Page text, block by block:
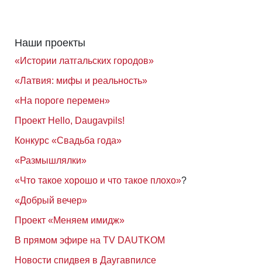
Наши проекты
«Истории латгальских городов»
«Латвия: мифы и реальность»
«На пороге перемен»
Проект Hello, Daugavpils!
Конкурс «Свадьба года»
«Размышлялки»
«Что такое хорошо и что такое плохо»?
«Добрый вечер»
Проект «Меняем имидж»
В прямом эфире на TV DAUTKOM
Новости спидвея в Даугавпилсе